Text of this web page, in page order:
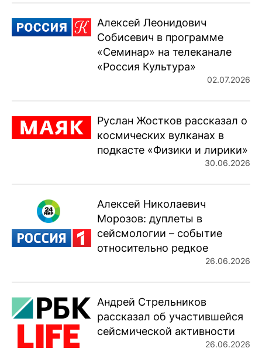
Алексей Леонидович
Собисевич в программе
«Семинар» на телеканале
«Россия Культура»
02.07.2026
Руслан Жостков рассказал о
космических вулканах в
подкасте «Физики и лирики»
30.06.2026
Алексей Николаевич
Морозов: дуплеты в
сейсмологии – событие
относительно редкое
26.06.2026
Андрей Стрельников
рассказал об участившейся
сейсмической активности
26.06.2026